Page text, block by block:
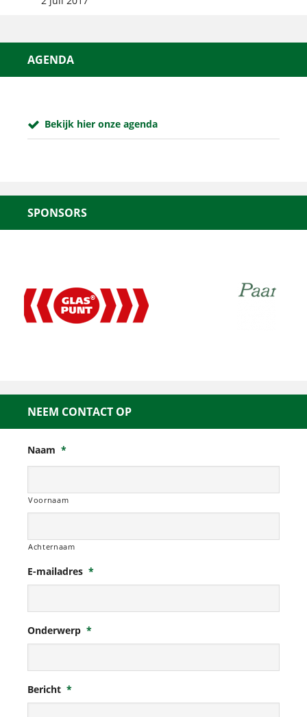
AGENDA
Bekijk hier onze agenda
SPONSORS
NEEM CONTACT OP
Naam *
Voornaam
Achternaam
E-mailadres *
Onderwerp *
Bericht *